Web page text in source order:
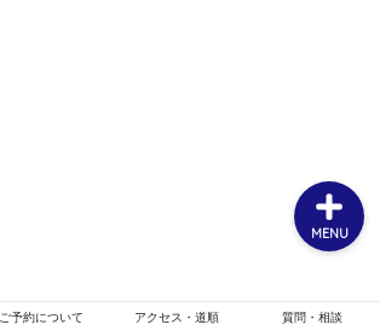
ご予約について アクセス・道順 質問・相談
MENU